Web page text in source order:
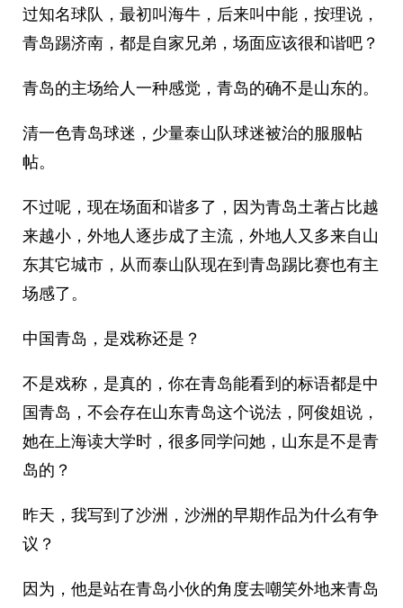
过知名球队，最初叫海牛，后来叫中能，按理说，
青岛踢济南，都是自家兄弟，场面应该很和谐吧？
青岛的主场给人一种感觉，青岛的确不是山东的。
清一色青岛球迷，少量泰山队球迷被治的服服帖
帖。
不过呢，现在场面和谐多了，因为青岛土著占比越
来越小，外地人逐步成了主流，外地人又多来自山
东其它城市，从而泰山队现在到青岛踢比赛也有主
场感了。
中国青岛，是戏称还是？
不是戏称，是真的，你在青岛能看到的标语都是中
国青岛，不会存在山东青岛这个说法，阿俊姐说，
她在上海读大学时，很多同学问她，山东是不是青
岛的？
昨天，我写到了沙洲，沙洲的早期作品为什么有争
议？
因为，他是站在青岛小伙的角度去嘲笑外地来青岛